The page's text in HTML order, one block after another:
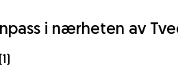
i nærheten av